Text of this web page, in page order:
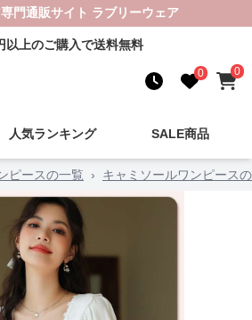
門通販サイト ラブリーウェア
以上のご購入で送料無料
0 0
人気ランキング SALE商品
ピースの一覧 › キャミソールワンピース